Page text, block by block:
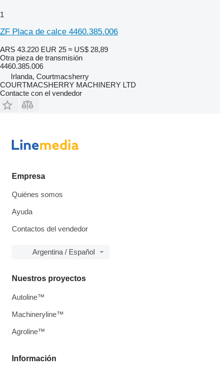
1
ZF Placa de calce 4460.385.006
ARS 43.220 EUR 25 ≈ US$ 28,89
Otra pieza de transmisión
4460.385.006
Irlanda, Courtmacsherry
COURTMACSHERRY MACHINERY LTD
Contacte con el vendedor
Empresa
Quiénes somos
Ayuda
Contactos del vendedor
Argentina / Español
Información
Nuestros proyectos
Autoline™
Machineryline™
Agroline™